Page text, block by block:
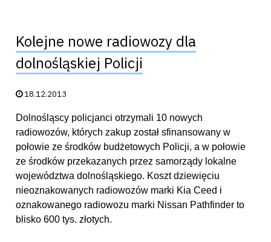
Kolejne nowe radiowozy dla
dolnośląskiej Policji
Data publikacji:
18.12.2013
Dolnośląscy policjanci otrzymali 10 nowych
radiowozów, których zakup został sfinansowany w
połowie ze środków budżetowych Policji, a w połowie
ze środków przekazanych przez samorządy lokalne
województwa dolnośląskiego. Koszt dziewięciu
nieoznakowanych radiowozów marki Kia Ceed i
oznakowanego radiowozu marki Nissan Pathfinder to
blisko 600 tys. złotych.